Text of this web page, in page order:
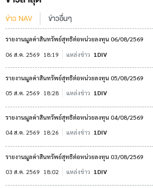
ข่าว NAV ข่าวอื่นๆ
รายงานมูลค่าสินทรัพย์สุทธิต่อหน่วยลงทุน 06/08/2569
06 ส.ค. 2569 18:19 แหล่งข่าว 1DIV
รายงานมูลค่าสินทรัพย์สุทธิต่อหน่วยลงทุน 05/08/2569
05 ส.ค. 2569 18:28 แหล่งข่าว 1DIV
รายงานมูลค่าสินทรัพย์สุทธิต่อหน่วยลงทุน 04/08/2569
04 ส.ค. 2569 18:26 แหล่งข่าว 1DIV
รายงานมูลค่าสินทรัพย์สุทธิต่อหน่วยลงทุน 03/08/2569
03 ส.ค. 2569 18:02 แหล่งข่าว 1DIV